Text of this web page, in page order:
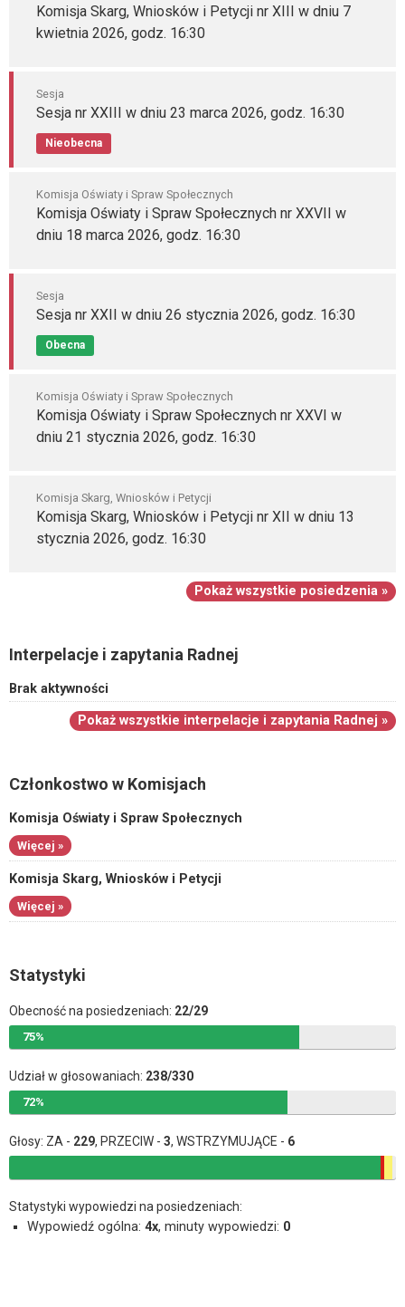
Komisja Skarg, Wniosków i Petycji nr XIII w dniu 7
kwietnia 2026, godz. 16:30
Sesja
Sesja nr XXIII w dniu 23 marca 2026, godz. 16:30
Nieobecna
Komisja Oświaty i Spraw Społecznych
Komisja Oświaty i Spraw Społecznych nr XXVII w
dniu 18 marca 2026, godz. 16:30
Sesja
Sesja nr XXII w dniu 26 stycznia 2026, godz. 16:30
Obecna
Komisja Oświaty i Spraw Społecznych
Komisja Oświaty i Spraw Społecznych nr XXVI w
dniu 21 stycznia 2026, godz. 16:30
Komisja Skarg, Wniosków i Petycji
Komisja Skarg, Wniosków i Petycji nr XII w dniu 13
stycznia 2026, godz. 16:30
Pokaż wszystkie posiedzenia »
Interpelacje i zapytania Radnej
Brak aktywności
Pokaż wszystkie interpelacje i zapytania Radnej »
Członkostwo w Komisjach
Komisja Oświaty i Spraw Społecznych
Więcej »
Komisja Skarg, Wniosków i Petycji
Więcej »
Statystyki
Obecność na posiedzeniach: 22/29
75%
Udział w głosowaniach: 238/330
72%
Głosy: ZA - 229, PRZECIW - 3, WSTRZYMUJĄCE - 6
Statystyki wypowiedzi na posiedzeniach:
Wypowiedź ogólna: 4x, minuty wypowiedzi: 0